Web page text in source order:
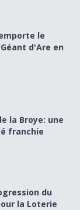
en
le
d'Are en
la Broye: une
franchie
Romande
du
la Loterie